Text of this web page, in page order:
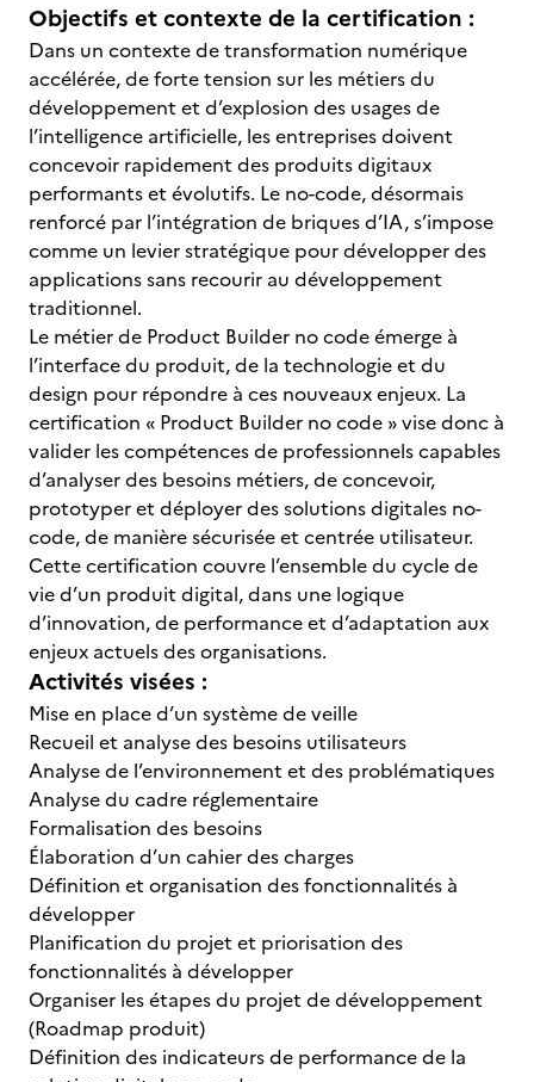
Objectifs et contexte de la certification :
Dans un contexte de transformation numérique
accélérée, de forte tension sur les métiers du
développement et d’explosion des usages de
l’intelligence artificielle, les entreprises doivent
concevoir rapidement des produits digitaux
performants et évolutifs. Le no-code, désormais
renforcé par l’intégration de briques d’IA, s’impose
comme un levier stratégique pour développer des
applications sans recourir au développement
traditionnel.
Le métier de Product Builder no code émerge à
l’interface du produit, de la technologie et du
design pour répondre à ces nouveaux enjeux. La
certification « Product Builder no code » vise donc à
valider les compétences de professionnels capables
d’analyser des besoins métiers, de concevoir,
prototyper et déployer des solutions digitales no-
code, de manière sécurisée et centrée utilisateur.
Cette certification couvre l’ensemble du cycle de
vie d’un produit digital, dans une logique
d’innovation, de performance et d’adaptation aux
enjeux actuels des organisations.
Activités visées :
Mise en place d’un système de veille
Recueil et analyse des besoins utilisateurs
Analyse de l’environnement et des problématiques
Analyse du cadre réglementaire
Formalisation des besoins
Élaboration d’un cahier des charges
Définition et organisation des fonctionnalités à
développer
Planification du projet et priorisation des
fonctionnalités à développer
Organiser les étapes du projet de développement
(Roadmap produit)
Définition des indicateurs de performance de la